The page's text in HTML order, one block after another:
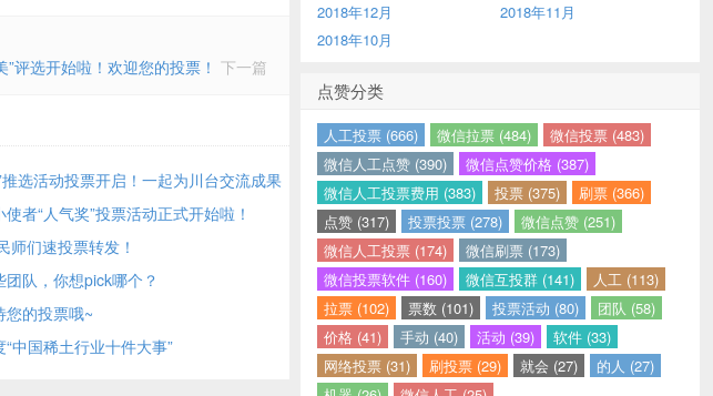
评选开始啦！欢迎您的投票！ 下一篇
选活动投票开启！一起为川台交流成果
者“人气奖”投票活动正式开始啦！
师们速投票转发！
团队，你想pick哪个？
您的投票哦~
中国稀土行业十件大事”
2018年12月
2018年11月
2018年10月
点赞分类
人工投票 (666) 微信拉票 (484)
微信投票 (483)
微信人工点赞 (390)
微信点赞价格 (387)
微信人工投票费用 (383)
投票 (375)
刷票 (366)
点赞 (317)
投票投票 (278)
微信点赞 (251)
微信人工投票 (174)
微信刷票 (173)
微信投票软件 (160)
微信互投群 (141)
人工 (113)
拉票 (102)
票数 (101) 投票活动 (80)
团队 (58)
价格 (41)
手动 (40) 活动 (39)
软件 (33)
网络投票 (31)
刷投票 (29) 就会 (27)
的人 (27)